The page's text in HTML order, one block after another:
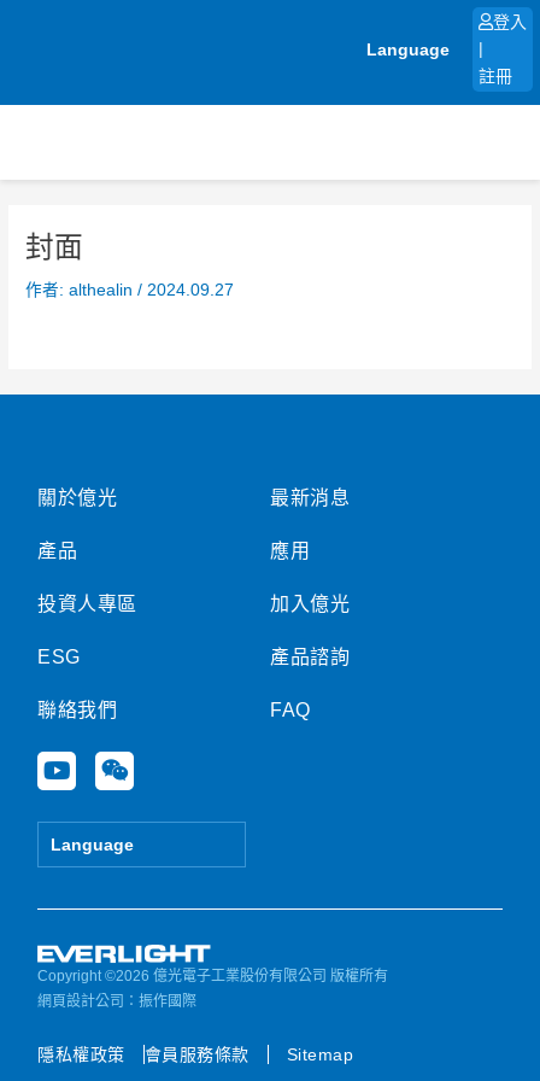
Language
登入
註冊
封面
作者:althealin/ 2024.09.27
關於億光
產品
投資人專區
ESG
聯絡我們
Y
o
u
e
W
e
i
Language
最新消息
應用
加入億光
產品諮詢
FAQ
Copyright ©2026 億光電子工業股份有限公司 版權所有
網頁設計公司 ：振作國際
隱私權政策 會員服務條款 Sitemap